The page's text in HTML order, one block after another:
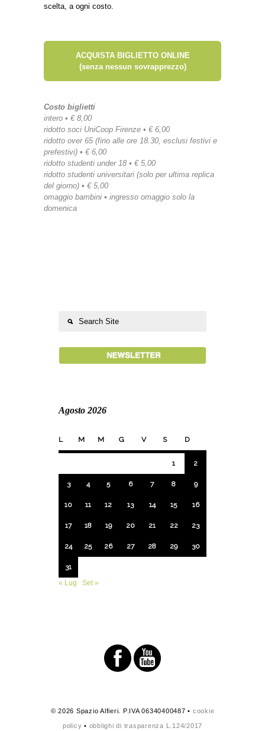
scelta, a ogni costo.
ACQUISTA BIGLIETTO ONLINE
(senza nessun sovrapprezzo)
Costo biglietti
intero • € 8,00
ridotto soci UniCoop Firenze • € 6,00
ridotto over 65 (fino alle ore 18.30, esclusi festivi e
prefestivi) • € 6,00
ridotto studenti under 18 • € 5,00
ridotto studenti universitari (solo per ultima replica
del giorno) • € 5,00
omaggio bambini • ingresso omaggio solo la
domenica
Agosto 2026
L M M G V S D
1 2
3 4 5 6 7 8 9
10 11 12 13 14 15 16
17 18 19 20 21 22 23
24 25 26 27 28 29 30
31
« Lug
Set »
© 2026 Spazio Alfieri. P.IVA 06340400487 • cookie
policy • obblighi di trasparenza L.124/2017